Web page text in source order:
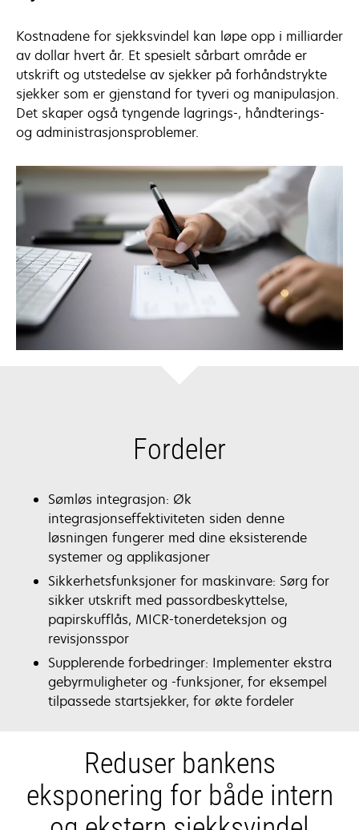
Kostnadene for sjekksvindel kan løpe opp i milliarder
av dollar hvert år. Et spesielt sårbart område er
utskrift og utstedelse av sjekker på forhåndstrykte
sjekker som er gjenstand for tyveri og manipulasjon.
Det skaper også tyngende lagrings-, håndterings-
og administrasjonsproblemer.
Fordeler
Sømløs integrasjon: Øk
integrasjonseffektiviteten siden denne
løsningen fungerer med dine eksisterende
systemer og applikasjoner
Sikkerhetsfunksjoner for maskinvare: Sørg for
sikker utskrift med passordbeskyttelse,
papirskufflås, MICR-tonerdeteksjon og
revisjonsspor
Supplerende forbedringer: Implementer ekstra
gebyrmuligheter og -funksjoner, for eksempel
tilpassede startsjekker, for økte fordeler
Reduser bankens
eksponering for både intern